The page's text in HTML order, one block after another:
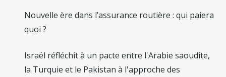
Nouvelle ère dans l’assurance routière : qui paiera
quoi ?
Israël réfléchit à un pacte entre l'Arabie saoudite,
la Turquie et le Pakistan à l'approche des